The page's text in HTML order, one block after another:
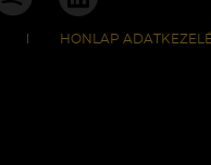
HONLAP